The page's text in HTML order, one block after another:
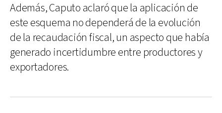
Además, Caputo aclaró que la aplicación de
este esquema no dependerá de la evolución
de la recaudación fiscal, un aspecto que había
generado incertidumbre entre productores y
exportadores.